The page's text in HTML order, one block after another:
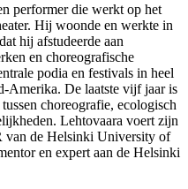
performer die werkt op het
Hij woonde en werkte in
hij afstudeerde aan
en choreografische
podia en festivals in heel
Amerika. De laatste vijf jaar is
choreografie, ecologisch
Lehtovaara voert zijn
van de Helsinki University of
en expert aan de Helsinki